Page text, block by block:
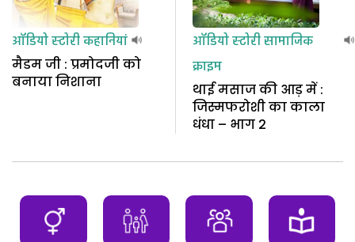
ऑडियो स्टोरीकहानियां
मैडम जी : प्रमोदजी को
बनाया निशाना
ऑडियो स्टोरीसामाजिक
क्राइम
थाई मसाज की आड़ में :
जिस्मफरोशी का काला
धंधा – भाग 2